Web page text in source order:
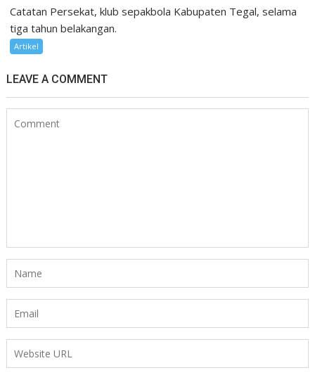
Catatan Persekat, klub sepakbola Kabupaten Tegal, selama
tiga tahun belakangan.
Artikel
LEAVE A COMMENT